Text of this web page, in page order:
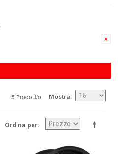
5 Prodotti/o Mostra
Ordina per